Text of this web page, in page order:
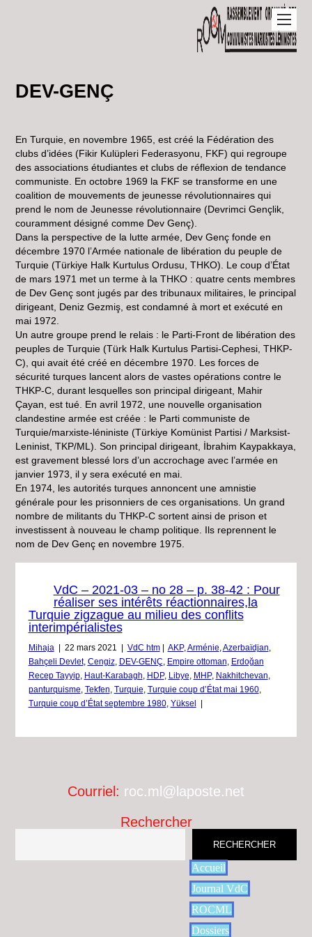
DEV-GENÇ
En Turquie, en novembre 1965, est créé la Fédération des
clubs d’idées (Fikir Kulüpleri Federasyonu, FKF) qui regroupe
des associations étudiantes et clubs de réflexion de tendance
communiste. En octobre 1969 la FKF se transforme en une
coalition de mouvements de jeunesse révolutionnaires qui
prend le nom de Jeunesse révolutionnaire (Devrimci Gençlik,
couramment désigné comme Dev Genç).
Dans la perspective de la lutte armée, Dev Genç fonde en
décembre 1970 l’Armée nationale de libération du peuple de
Turquie (Türkiye Halk Kurtulus Ordusu, THKO). Le coup d’État
de mars 1971 met un terme à la THKO : quatre cents membres
de Dev Genç sont jugés par des tribunaux militaires, le principal
dirigeant, Deniz Gezmiş, est condamné à mort et exécuté en
mai 1972.
Un autre groupe prend le relais : le Parti-Front de libération des
peuples de Turquie (Türk Halk Kurtulus Partisi-Cephesi, THKP-
C), qui avait été créé en décembre 1970. Les forces de
sécurité turques lancent alors de vastes opérations contre le
THKP-C, durant lesquelles son principal dirigeant, Mahir
Çayan, est tué. En avril 1972, une nouvelle organisation
clandestine armée est créée : le Parti communiste de
Turquie/marxiste-léniniste (Türkiye Komünist Partisi / Marksist-
Leninist, TKP/ML). Son principal dirigeant, İbrahim Kaypakkaya,
est gravement blessé lors d’un accrochage avec l’armée en
janvier 1973, il y sera exécuté en mai.
En 1974, les autorités turques annoncent une amnistie
générale pour les prisonniers de ces organisations. Un grand
nombre de militants du THKP-C sortent ainsi de prison et
investissent à nouveau le champ politique. Ils reprennent le
nom de Dev Genç en novembre 1975.
VdC – 2021-03 – no 28 – p. 38-42 : Pour
réaliser ses intérêts réactionnaires,la
Turquie zigzague au milieu des conflits
interimpérialistes
Mihaja 22 mars 2021 VdC htm AKP, Arménie Azerbaïdjan
Bahçeli Devlet, Cengiz, DEV-GENÇ Empire ottoman
Erdoğan
Recep Tayyip, Haut-Karabagh HDP, Libye MHP, Nakhitchevan
panturquisme
Tekfen Turquie Turquie coup d’État mai 1960,
Turquie coup d’État septembre 1980, Yüksel
Courriel: roc.ml@laposte.net
Rechercher
RECHERCHER
Accueil
Journal VdC
ROCML
Dossiers